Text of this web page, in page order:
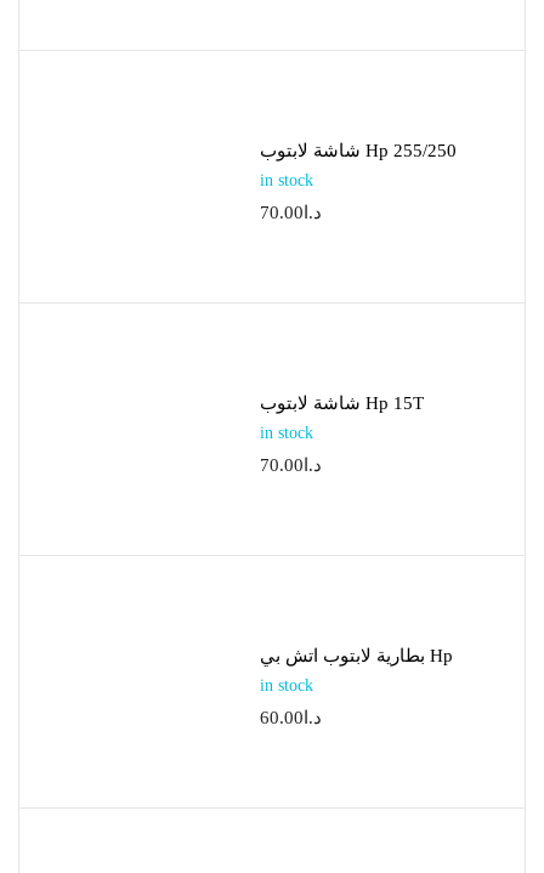
شاشة لابتوب Hp 255/250
in stock
د.ا 70.00
شاشة لابتوب Hp 15T
in stock
د.ا 70.00
بطارية لابتوب اتش بي Hp
in stock
د.ا 60.00